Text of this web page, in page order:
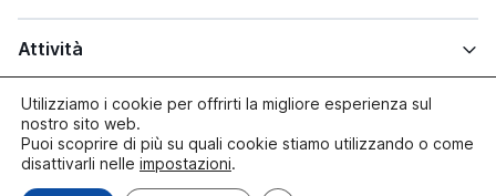
Attività
Altre info
Utilizziamo i cookie per offrirti la migliore esperienza sul
nostro sito web.
Puoi scoprire di più su quali cookie stiamo utilizzando o come
disattivarli nelle impostazioni.